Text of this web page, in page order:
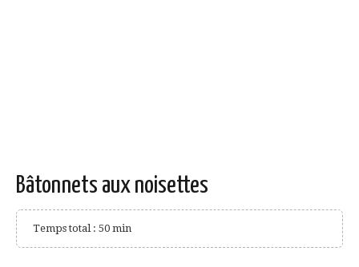
Bâtonnets aux noisettes
Temps total : 50 min